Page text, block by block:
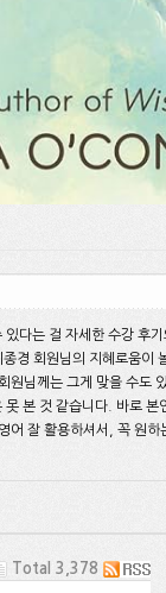
다는 걸 자세한 수강 후
경 회원님의 지혜로움이
님께는 그게 맞을 수도
본 것 같습니다. 바로
잘 활용하셔서, 꼭 원하
Total 3,378